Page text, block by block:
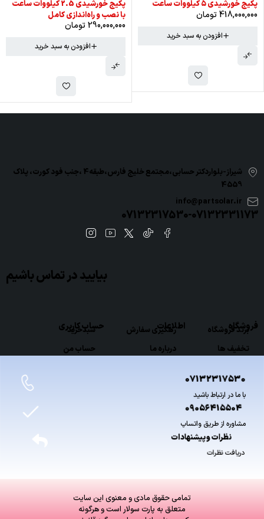
پکیج خورشیدی ۵ کیلووات‌ ساعت
418,000,000تومان
افزودن به سبد خرید
پکیج خورشیدی 2.5 کیلووات‌ ساعت
با نصب و راه‌اندازی کامل
290,000,000تومان
افزودن به سبد خرید
شیراز-بلواردکتر حسابی،مجتمع خلیج فارس،طبقه4 ،جنب فود کورت، پلاک
4559
info@partsolar.ir
07132317530-07132331173
فروشگاه
برند فروشگاه
تخفیف ها
اطلاعات
رهگیری سفارش
درباره ما
حساب کاربری
سبدخرید
حساب من
بیایید در تماس باشیم
07132317530
با ما در ارتباط باشید
09056415504
مشاوره از طریق واتساپ
نظرات وپیشنهادات
دریافت نظرات
تمامی حقوق مادی و معنوی این سایت
متعلق به پارت سولار است و هرگونه